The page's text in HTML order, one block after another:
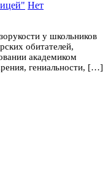
Нет
у школьников
обитателей,
академиком
гениальности, […]